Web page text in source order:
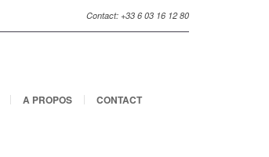
Contact: +33 6 03 16 12 80
A PROPOS CONTACT